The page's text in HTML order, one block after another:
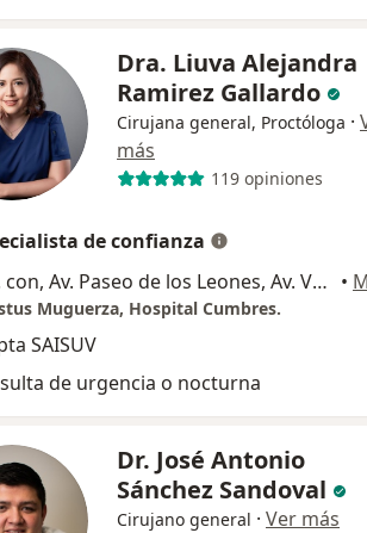
Dra. Liuva Alejandra
Ramirez Gallardo
Cirujana general, Proctóloga ·
más
119 opiniones
de confianza
Esq. con, Av. Paseo de los Leones, Av. Valle de Cumbres 8001, Monterrey •
Muguerza, Hospital Cumbres.
SAISUV
de urgencia o nocturna
Dr. José Antonio
Sánchez Sandoval
Cirujano general · Ver más